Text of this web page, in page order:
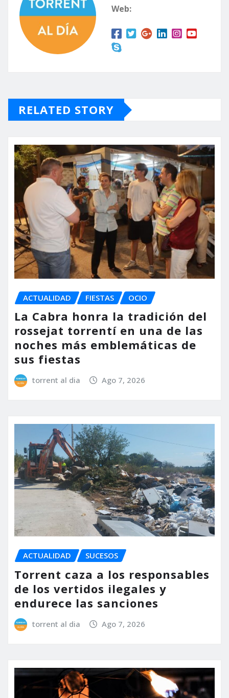
Web:
RELATED STORY
ACTUALIDAD FIESTAS OCIO
La Cabra honra la tradición del
rossejat torrentí en una de las
noches más emblemáticas de
sus fiestas
torrent al dia Ago 7, 2026
ACTUALIDAD SUCESOS
Torrent caza a los responsables
de los vertidos ilegales y
endurece las sanciones
torrent al dia Ago 7, 2026